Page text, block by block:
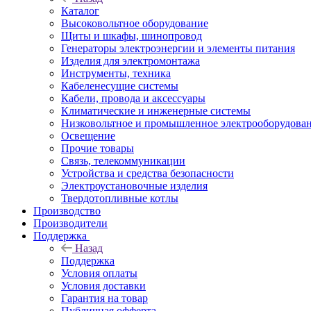
Каталог
Высоковольтное оборудование
Щиты и шкафы, шинопровод
Генераторы электроэнергии и элементы питания
Изделия для электромонтажа
Инструменты, техника
Кабеленесущие системы
Кабели, провода и аксессуары
Климатические и инженерные системы
Низковольтное и промышленное
Освещение
Прочие товары
Связь, телекоммуникации
Устройства и средства безопасности
Электроустановочные изделия
Твердотопливные котлы
Производство
Производители
Поддержка
Назад
Поддержка
Условия оплаты
Условия доставки
Гарантия на товар